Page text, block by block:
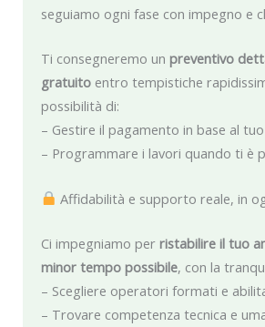
seguiamo ogni fase con impegno e
Ti consegneremo un preventivo
gratuito entro tempistiche
possibilità di:
– Gestire il pagamento in base al
– Programmare i lavori quando ti è
Affidabilità e supporto reale, in
Ci impegniamo per ristabilire il tuo
minor tempo possibile, con la
– Scegliere operatori formati e
– Trovare competenza tecnica e